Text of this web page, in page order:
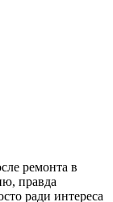
ремонта в
правда
ради интереса